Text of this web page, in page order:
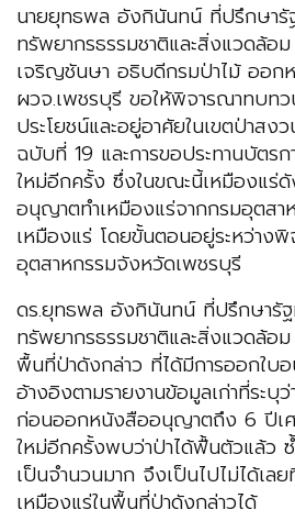
นายยุทธพล อังกินันทน์ ที่ปรึกษารั
ทรัพยากรธรรมชาติและสิ่งแวดล้อ
เจริญชันษา อธิบดีกรมป่าไม้ ออก
ผวจ.เพชรบุรี ขอให้พิจารณาทบทว
ประโยชน์และอยู่อาศัยในเขตป่าสง
ฉบับที่ 19 และการขอประทานบัตรก
ใหม่อีกครั้ง ซึ่งในขณะนี้เหมืองแร่ดั
อนุญาตทำเหมืองแร่จากกรมอุตสา
เหมืองแร่ โดยขั้นตอนอยู่ระหว่าง
อุตสาหกรรมจังหวัดเพชรบุรี
ดร.ยุทธพล อังกินันทน์ ที่ปรึกษารัฐ
ทรัพยากรธรรมชาติและสิ่งแวดล้อ
พื้นที่ป่าดังกล่าว ที่ได้มีการออกใบ
อ้างอิงตามรายงานข้อมูลเก่าที่ระบุ
ก่อนออกหนังสืออนุญาตถึง 6 ปีเ
ใหม่อีกครั้งพบว่าป่าได้ฟื้นตัวแล้ว
เป็นจำนวนมาก จึงเป็นไปไม่ได้เล
เหมืองแร่ในพื้นที่ป่าดังกล่าวได้